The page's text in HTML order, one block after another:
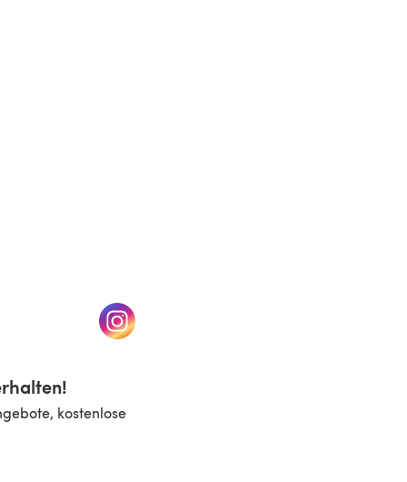
neuen Tab)(öffnet sich in einem neuen Tab)
kostenlose